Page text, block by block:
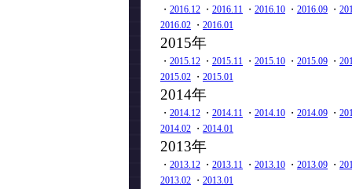
・ 2016.12 ・ 2016.11 ・ 2016.10 ・ 2016.09 ・
2016.02 ・ 2016.01
2015年
・ 2015.12 ・ 2015.11 ・ 2015.10 ・ 2015.09 ・
2015.02 ・ 2015.01
2014年
・ 2014.12 ・ 2014.11 ・ 2014.10 ・ 2014.09 ・
2014.02 ・ 2014.01
2013年
・ 2013.12 ・ 2013.11 ・ 2013.10 ・ 2013.09 ・
2013.02 ・ 2013.01